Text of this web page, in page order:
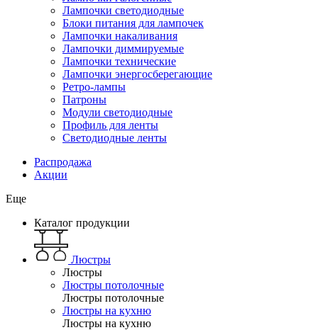
Лампочки светодиодные
Блоки питания для лампочек
Лампочки накаливания
Лампочки диммируемые
Лампочки технические
Лампочки энергосберегающие
Ретро-лампы
Патроны
Модули светодиодные
Профиль для ленты
Светодиодные ленты
Распродажа
Акции
Еще
Каталог продукции
Люстры
Люстры
Люстры потолочные
Люстры потолочные
Люстры на кухню
Люстры на кухню